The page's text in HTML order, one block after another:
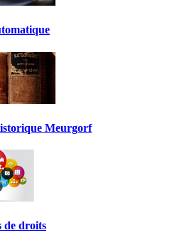
Meurgorf
de droits